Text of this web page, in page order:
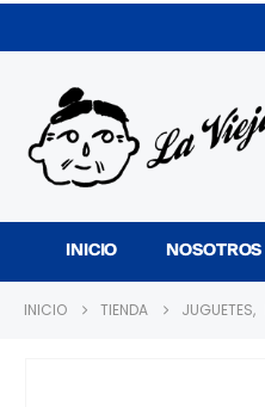
INICIO NOSOTROS
INICIO TIENDA JUGUETES,